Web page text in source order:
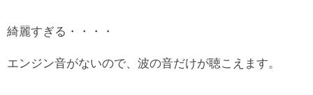
綺麗すぎる・・・・
エンジン音がないので、波の音だけが聴こえます。